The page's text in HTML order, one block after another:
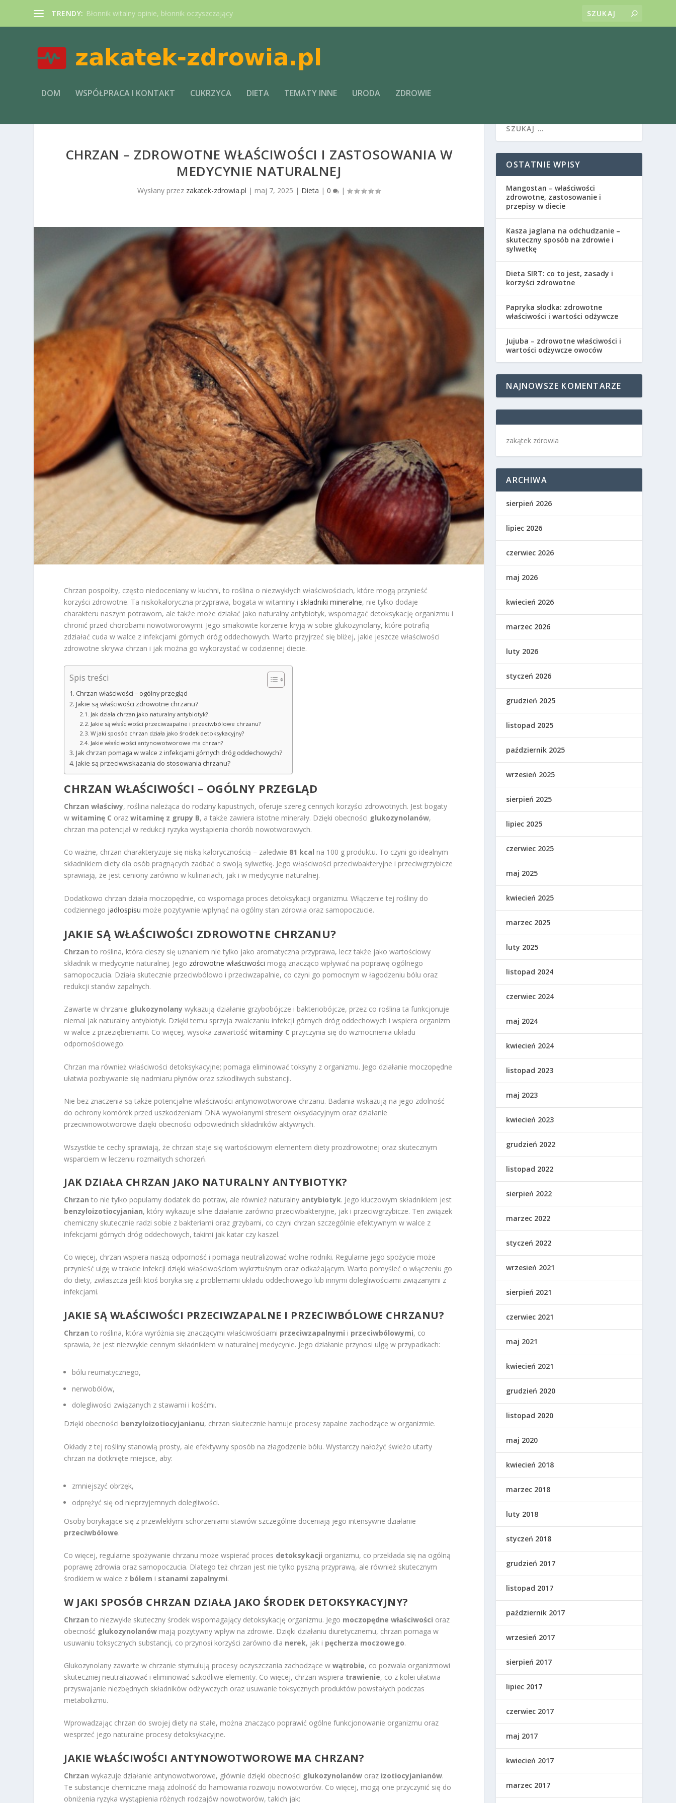
TRENDY: Błonnik witalny opinie, błonnik oczyszczający
DOM WSPÓŁPRACA I KONTAKT CUKRZYCA DIETA TEMATY INNE URODA ZDROWIE
CHRZAN – ZDROWOTNE WŁAŚCIWOŚCI I ZASTOSOWANIA W
MEDYCYNIE NATURALNEJ
Wysłany przez zakatek-zdrowia.pl | maj 7, 2025 | Dieta |0 |
Chrzan pospolity, często niedoceniany w kuchni, to roślina o niezwykłych właściwościach, które mogą przynieść
korzyści zdrowotne. Ta niskokaloryczna przyprawa, bogata w witaminy i składniki mineralne, nie tylko dodaje
charakteru naszym potrawom, ale także może działać jako naturalny antybiotyk, wspomagać detoksykację organizmu i
chronić przed chorobami nowotworowymi. Jego smakowite korzenie kryją w sobie glukozynolany, które potrafią
zdziałać cuda w walce z infekcjami górnych dróg oddechowych. Warto przyjrzeć się bliżej, jakie jeszcze właściwości
zdrowotne skrywa chrzan i jak można go wykorzystać w codziennej diecie.
Spis treści
Chrzan właściwości – ogólny przegląd
Jakie są właściwości zdrowotne chrzanu?
Jak działa chrzan jako naturalny antybiotyk?
Jakie są właściwości przeciwzapalne i przeciwbólowe chrzanu?
W jaki sposób chrzan działa jako środek detoksykacyjny?
Jakie właściwości antynowotworowe ma chrzan?
Jak chrzan pomaga w walce z infekcjami górnych dróg oddechowych?
Jakie są przeciwwskazania do stosowania chrzanu?
CHRZAN WŁAŚCIWOŚCI – OGÓLNY PRZEGLĄD
Chrzan właściwy, roślina należąca do rodziny kapustnych, oferuje szereg cennych korzyści zdrowotnych. Jest bogaty
wwitaminę C orazwitaminę z grupy B, a także zawiera istotne minerały. Dzięki obecności glukozynolanów,
chrzan ma potencjał w redukcji ryzyka wystąpienia chorób nowotworowych.
Co ważne, chrzan charakteryzuje się niską kalorycznością – zaledwie 81 kcal na 100 g produktu. To czyni go idealnym
składnikiem diety dla osób pragnących zadbać o swoją sylwetkę. Jego właściwości przeciwbakteryjne i przeciwgrzybicze
sprawiają, że jest ceniony zarówno w kulinariach, jak i w medycynie naturalnej.
Dodatkowo chrzan działa moczopędnie, co wspomaga proces detoksykacji organizmu. Włączenie tej rośliny do
codziennego jadłospisu może pozytywnie wpłynąć na ogólny stan zdrowia oraz samopoczucie.
JAKIE SĄ WŁAŚCIWOŚCI ZDROWOTNE CHRZANU?
Chrzan to roślina, która cieszy się uznaniem nie tylko jako aromatyczna przyprawa, lecz także jako wartościowy
składnik w medycynie naturalnej. Jego zdrowotne właściwości mogą znacząco wpływać na poprawę ogólnego
samopoczucia. Działa skutecznie przeciwbólowo i przeciwzapalnie, co czyni go pomocnym w łagodzeniu bólu oraz
redukcji stanów zapalnych.
Zawarte w chrzanie glukozynolany wykazują działanie grzybobójcze i bakteriobójcze, przez co roślina ta funkcjonuje
niemal jak naturalny antybiotyk. Dzięki temu sprzyja zwalczaniu infekcji górnych dróg oddechowych i wspiera organizm
w walce z przeziębieniami. Co więcej, wysoka zawartośćwitaminy C przyczynia się do wzmocnienia układu
odpornościowego.
Chrzan ma również właściwości detoksykacyjne; pomaga eliminować toksyny z organizmu. Jego działanie moczopędne
ułatwia pozbywanie się nadmiaru płynów oraz szkodliwych substancji.
Nie bez znaczenia są także potencjalne właściwości antynowotworowe chrzanu. Badania wskazują na jego zdolność
do ochrony komórek przed uszkodzeniami DNA wywołanymi stresem oksydacyjnym oraz działanie
przeciwnowotworowe dzięki obecności odpowiednich składników aktywnych.
Wszystkie te cechy sprawiają, że chrzan staje się wartościowym elementem diety prozdrowotnej oraz skutecznym
wsparciem w leczeniu rozmaitych schorzeń.
JAK DZIAŁA CHRZAN JAKO NATURALNY ANTYBIOTYK?
Chrzan to nie tylko popularny dodatek do potraw, ale również naturalny antybiotyk. Jego kluczowym składnikiem jest
benzyloizotiocyjanian, który wykazuje silne działanie zarówno przeciwbakteryjne, jak i przeciwgrzybicze. Ten związek
chemiczny skutecznie radzi sobie z bakteriami oraz grzybami, co czyni chrzan szczególnie efektywnym w walce z
infekcjami górnych dróg oddechowych, takimi jak katar czy kaszel.
Co więcej, chrzan wspiera naszą odporność i pomaga neutralizować wolne rodniki. Regularne jego spożycie może
przynieść ulgę w trakcie infekcji dzięki właściwościom wykrztuśnym oraz odkażającym. Warto pomyśleć o włączeniu go
do diety, zwłaszcza jeśli ktoś boryka się z problemami układu oddechowego lub innymi dolegliwościami związanymi z
infekcjami.
JAKIE SĄ WŁAŚCIWOŚCI PRZECIWZAPALNE I PRZECIWBÓLOWE CHRZANU?
Chrzan to roślina, która wyróżnia się znaczącymi właściwościami przeciwzapalnymi i przeciwbólowymi, co
sprawia, że jest niezwykle cennym składnikiem w naturalnej medycynie. Jego działanie przynosi ulgę w przypadkach:
bólu reumatycznego,
nerwobólów,
dolegliwości związanych z stawami i kośćmi.
Dzięki obecności benzyloizotiocyjanianu, chrzan skutecznie hamuje procesy zapalne zachodzące w organizmie.
Okłady z tej rośliny stanowią prosty, ale efektywny sposób na złagodzenie bólu. Wystarczy nałożyć świeżo utarty
chrzan na dotknięte miejsce, aby:
zmniejszyć obrzęk,
odprężyć się od nieprzyjemnych dolegliwości.
Osoby borykające się z przewlekłymi schorzeniami stawów szczególnie doceniają jego intensywne działanie
przeciwbólowe.
Co więcej, regularne spożywanie chrzanu może wspierać proces detoksykacji organizmu, co przekłada się na ogólną
poprawę zdrowia oraz samopoczucia. Dlatego też chrzan jest nie tylko pyszną przyprawą, ale również skutecznym
środkiem w walce z bólem i stanami zapalnymi.
W JAKI SPOSÓB CHRZAN DZIAŁA JAKO ŚRODEK DETOKSYKACYJNY?
Chrzan to niezwykle skuteczny środek wspomagający detoksykację organizmu. Jego moczopędne właściwości oraz
obecność glukozynolanów mają pozytywny wpływ na zdrowie. Dzięki działaniu diuretycznemu, chrzan pomaga w
usuwaniu toksycznych substancji, co przynosi korzyści zarówno dla nerek, jak i pęcherza moczowego.
Glukozynolany zawarte w chrzanie stymulują procesy oczyszczania zachodzące wwątrobie, co pozwala organizmowi
skuteczniej neutralizować i eliminować szkodliwe elementy. Co więcej, chrzan wspiera trawienie, co z kolei ułatwia
przyswajanie niezbędnych składników odżywczych oraz usuwanie toksycznych produktów powstałych podczas
metabolizmu.
Wprowadzając chrzan do swojej diety na stałe, można znacząco poprawić ogólne funkcjonowanie organizmu oraz
wesprzeć jego naturalne procesy detoksykacyjne.
JAKIE WŁAŚCIWOŚCI ANTYNOWOTWOROWE MA CHRZAN?
Chrzan wykazuje działanie antynowotworowe, głównie dzięki obecności glukozynolanów oraz izotiocyjanianów.
Te substancje chemiczne mają zdolność do hamowania rozwoju nowotworów. Co więcej, mogą one przyczynić się do
obniżenia ryzyka wystąpienia różnych rodzajów nowotworów, takich jak:
OSTATNIE WPISY
Mangostan – właściwości
zdrowotne, zastosowanie i
przepisy w diecie
Kasza jaglana na odchudzanie –
skuteczny sposób na zdrowie i
sylwetkę
Dieta SIRT: co to jest, zasady i
korzyści zdrowotne
Papryka słodka: zdrowotne
właściwości i wartości odżywcze
Jujuba – zdrowotne właściwości i
wartości odżywcze owoców
NAJNOWSZE KOMENTARZE
zakątek zdrowia
ARCHIWA
sierpień 2026
lipiec 2026
czerwiec 2026
maj 2026
kwiecień 2026
marzec 2026
luty 2026
styczeń 2026
grudzień 2025
listopad 2025
październik 2025
wrzesień 2025
sierpień 2025
lipiec 2025
czerwiec 2025
maj 2025
kwiecień 2025
marzec 2025
luty 2025
listopad 2024
czerwiec 2024
maj 2024
kwiecień 2024
listopad 2023
maj 2023
kwiecień 2023
grudzień 2022
listopad 2022
sierpień 2022
marzec 2022
styczeń 2022
wrzesień 2021
sierpień 2021
czerwiec 2021
maj 2021
kwiecień 2021
grudzień 2020
listopad 2020
maj 2020
kwiecień 2018
marzec 2018
luty 2018
styczeń 2018
grudzień 2017
listopad 2017
październik 2017
wrzesień 2017
sierpień 2017
lipiec 2017
czerwiec 2017
maj 2017
kwiecień 2017
marzec 2017